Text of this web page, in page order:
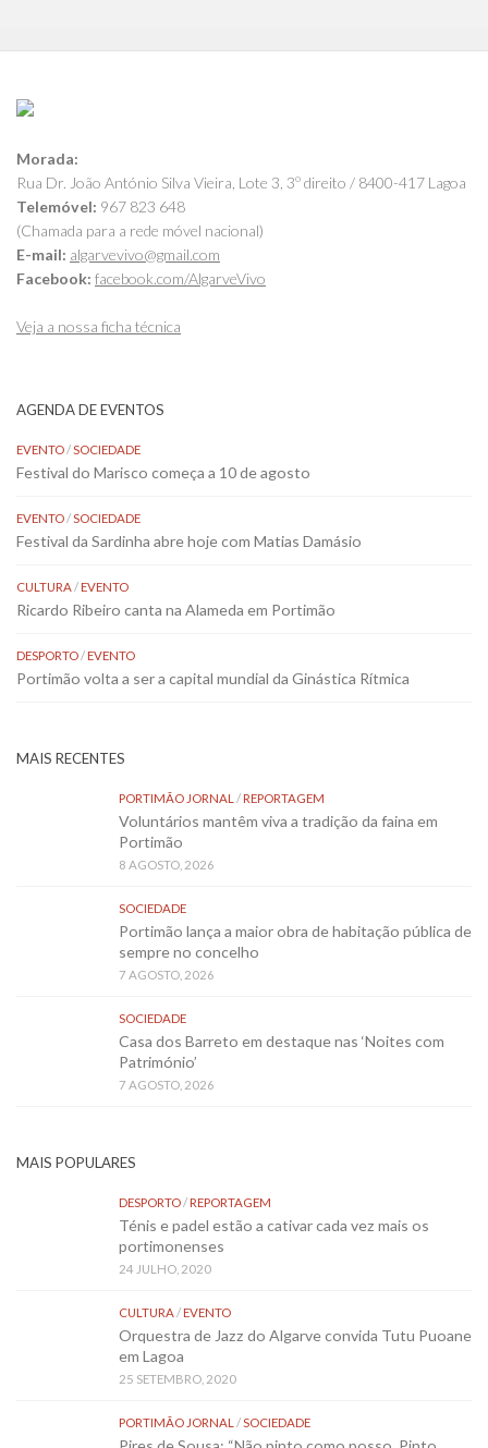
Morada:
Rua Dr. João António Silva Vieira, Lote 3, 3º direito / 8400-417 Lagoa
Telemóvel: 967 823 648
(Chamada para a rede móvel nacional)
E-mail: algarvevivo@gmail.com
Facebook: facebook.com/AlgarveVivo
Veja a nossa ficha técnica
AGENDA DE EVENTOS
EVENTO/SOCIEDADE
Festival do Marisco começa a 10 de agosto
EVENTO/SOCIEDADE
Festival da Sardinha abre hoje com Matias Damásio
CULTURA/EVENTO
Ricardo Ribeiro canta na Alameda em Portimão
DESPORTO/EVENTO
Portimão volta a ser a capital mundial da Ginástica Rítmica
MAIS RECENTES
PORTIMÃO JORNAL /REPORTAGEM
Voluntários mantêm viva a tradição da faina em
Portimão
8 AGOSTO, 2026
SOCIEDADE
Portimão lança a maior obra de habitação pública de
sempre no concelho
7 AGOSTO, 2026
SOCIEDADE
Casa dos Barreto em destaque nas ‘Noites com
Património’
7 AGOSTO, 2026
MAIS POPULARES
DESPORTO/REPORTAGEM
Ténis e padel estão a cativar cada vez mais os
portimonenses
24 JULHO, 2020
CULTURA/EVENTO
Orquestra de Jazz do Algarve convida Tutu Puoane
em Lagoa
25 SETEMBRO, 2020
PORTIMÃO JORNAL /SOCIEDADE